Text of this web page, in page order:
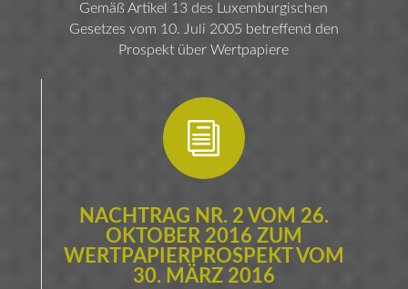
Gemäß Artikel 13 des Luxemburgischen
Gesetzes vom 10. Juli 2005 betreffend den
Prospekt über Wertpapiere
i
NACHTRAG NR. 2 VOM 26.
OKTOBER 2016 ZUM
WERTPAPIERPROSPEKT VOM
30. MÄRZ 2016